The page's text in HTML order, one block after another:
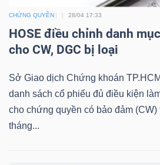
CHỨNG QUYỀN 28/04 17:33
HOSE điều chỉnh danh
cho CW, DGC bị loại
Sở Giao dịch Chứng khoán
danh sách cổ phiếu đủ điều kiện
cho chứng quyền có bảo đảm (CW)
tháng...
CỔ
PHIẾU
PHÁI
SINH